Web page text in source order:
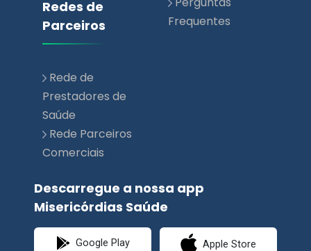
Redes de
Parceiros
Rede de
Prestadores de
Saúde
Rede Parceiros
Comerciais
Frequentes
Descarregue a nossa app
Misericórdias Saúde
Google Play Apple Store